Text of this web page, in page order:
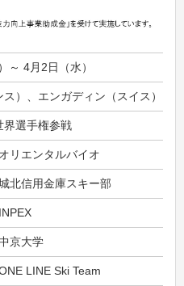
～ 4月2日（水）
）、エンガディン（スイス）
界選手権参戦
オリエンタルバイオ
北信用金庫スキー部
INPEX
京大学
LINE Ski Team